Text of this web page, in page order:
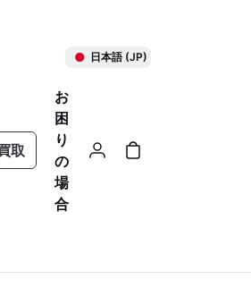
日本語 (JP)
取
お
困
り
の
場
合